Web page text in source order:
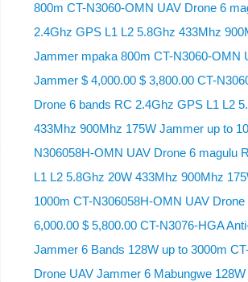
800m CT-N3060-OMN UAV Drone 6
2.4Ghz GPS L1 L2 5.8Ghz 433Mhz
Jammer mpaka 800m CT-N3060-OMN
Jammer $ 4,000.00 $ 3,800.00 CT-
Drone 6 bands RC 2.4Ghz GPS L1 L2
433Mhz 900Mhz 175W Jammer up to
N306058H-OMN UAV Drone 6 magulu
L1 L2 5.8Ghz 20W 433Mhz 900Mhz
1000m CT-N306058H-OMN UAV
6,000.00 $ 5,800.00 CT-N3076-HGA
Jammer 6 Bands 128W up to 3000m
Drone UAV Jammer 6 Mabungwe